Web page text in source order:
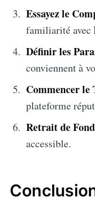
Essayez le
familiarité avec
Définir les
conviennent à
Commencer
plateforme
Retrait de
accessible.